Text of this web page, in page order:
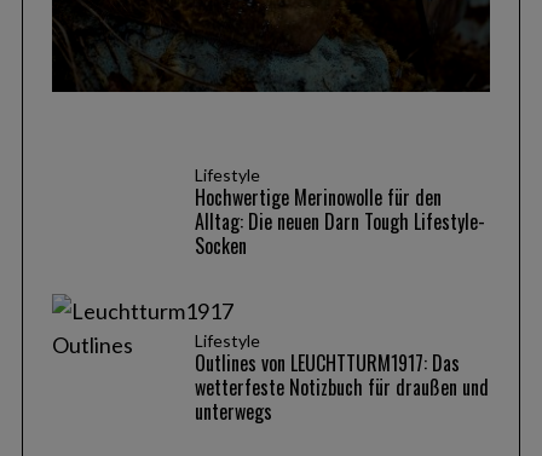
Lifestyle
Hochwertige Merinowolle für den
Alltag: Die neuen Darn Tough Lifestyle-
Socken
Lifestyle
Outlines von LEUCHTTURM1917: Das
wetterfeste Notizbuch für draußen und
unterwegs